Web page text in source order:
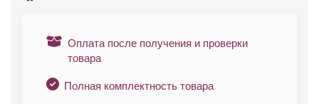
Оплата после получения и проверки
товара
Полная комплектность товара